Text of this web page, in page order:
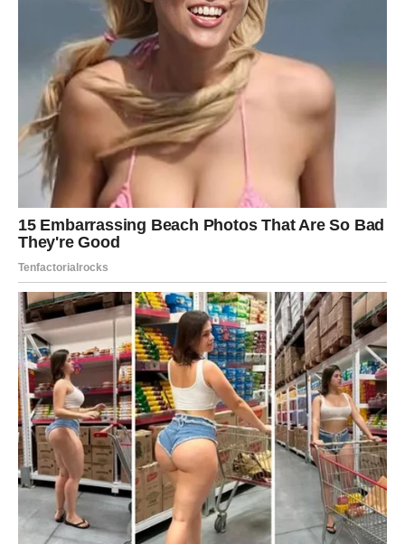
će vas osvojiti humorom, pažnjom i iskrenim emocijama.
Strijelčevi koji su zauzeti konačno će uspjeti riješiti
nesporazume koji ih dugo opterećuju.
SUDBINA VAM DONOSI ŽIVOT
KAKAV STE DUGO
PRIŽELJKIVALI
Sve kroz šta ste prošli nije bilo uzalud.
Svaka prepreka, svaka neprospavana noć i svaki trenutak
tokom kojeg ste mislili da više ne možete dalje pripremali
su vas za ono što sada dolazi.
A ono što dolazi moglo bi vam donijeti mnogo više novca,
sigurnosti i sreće nego što trenutno možete zamisliti.
Zvijezde vam donose priliku da konačno živite mirnije,
sretnije i bez stalnog straha za budućnost.
Zato ne sumnjajte u sebe.